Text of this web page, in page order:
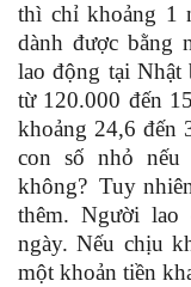
thì chỉ khoảng 1
dành được bằng
lao động tại Nhật
từ 120.000 đến
khoảng 24,6 đến
con số nhỏ
không? Tuy
thêm. Người
ngày. Nếu chịu
một khoản tiền